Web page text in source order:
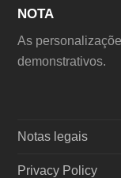
NOTA
As
demonstrativos.
Notas legais
Privacy Policy